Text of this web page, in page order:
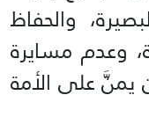
والحفاظ
وعدم مسايرة
يمنَّ على الأمة